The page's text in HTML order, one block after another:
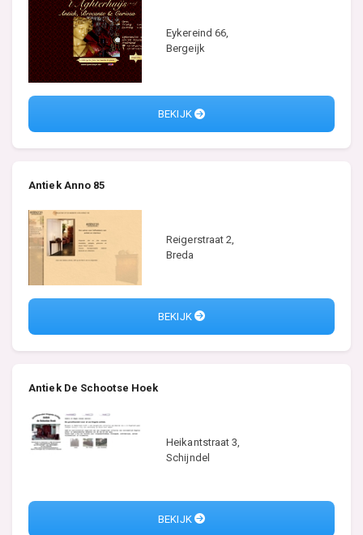
Eykereind 66,
Bergeijk
BEKIJK
Antiek Anno 85
Reigerstraat 2,
Breda
BEKIJK
Antiek De Schootse Hoek
Heikantstraat 3,
Schijndel
BEKIJK